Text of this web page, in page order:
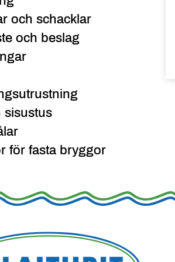
och schacklar
och beslag
sisustus
för fasta bryggor